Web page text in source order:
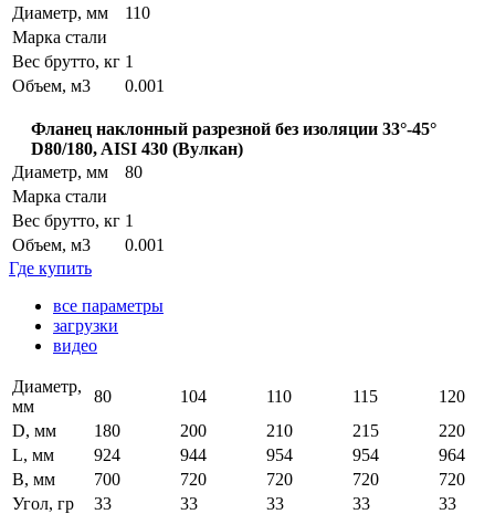
Диаметр, мм
110
Марка стали
Вес брутто, кг 1
Объем, м3
0.001
Фланец наклонный разрезной без изоляции 33°-45°
D80/180, AISI 430 (Вулкан)
Диаметр, мм
80
Марка стали
Вес брутто, кг 1
Объем, м3
0.001
Где купить
все параметры
загрузки
видео
Диаметр,
мм
80 104 110 115
120
D, мм
180 200 210 215
220
L, мм
924 944 954 954
964
B, мм
700 720 720 720
720
Угол, гр
33 33 33 33
33